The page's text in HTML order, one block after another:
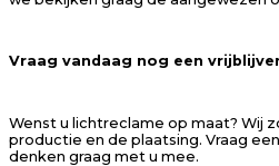
Vraag vandaag nog een
Wenst u lichtreclame op maat? Wij
productie en de plaatsing. Vraag
denken graag met u mee.